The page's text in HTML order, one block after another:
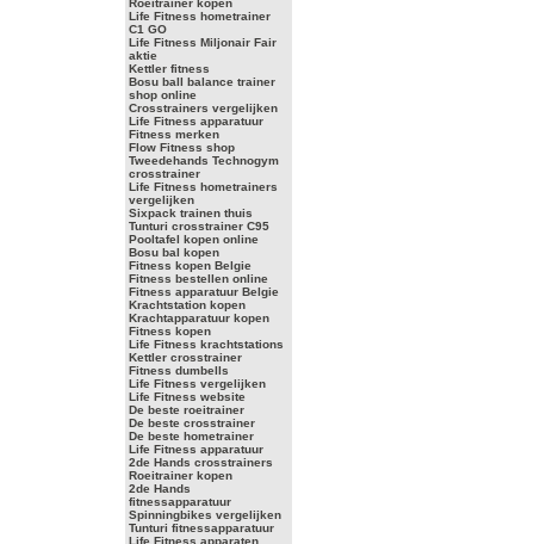
Roeitrainer kopen
Life Fitness hometrainer
C1 GO
Life Fitness Miljonair Fair
aktie
Kettler fitness
Bosu ball balance trainer
shop online
Crosstrainers vergelijken
Life Fitness apparatuur
Fitness merken
Flow Fitness shop
Tweedehands Technogym
crosstrainer
Life Fitness hometrainers
vergelijken
Sixpack trainen thuis
Tunturi crosstrainer C95
Pooltafel kopen online
Bosu bal kopen
Fitness kopen Belgie
Fitness bestellen online
Fitness apparatuur Belgie
Krachtstation kopen
Krachtapparatuur kopen
Fitness kopen
Life Fitness krachtstations
Kettler crosstrainer
Fitness dumbells
Life Fitness vergelijken
Life Fitness website
De beste roeitrainer
De beste crosstrainer
De beste hometrainer
Life Fitness apparatuur
2de Hands crosstrainers
Roeitrainer kopen
2de Hands
fitnessapparatuur
Spinningbikes vergelijken
Tunturi fitnessapparatuur
Life Fitness apparaten